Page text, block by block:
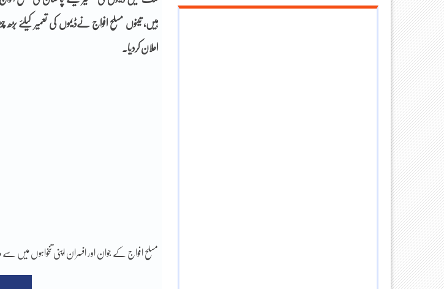
ہیں، تینوں مسلح افواج نےڈیموں کی تعمیر کیلئے بڑھ
اعلان کردیا۔
مسلح افواج کے جوان اور افسران اپنی تنخواہوں میں